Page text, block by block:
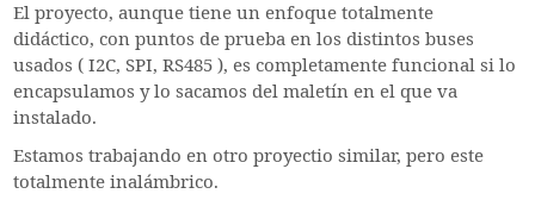
El proyecto, aunque tiene un enfoque totalmente
didáctico, con puntos de prueba en los distintos buses
usados ( I2C, SPI, RS485 ), es completamente funcional si lo
encapsulamos y lo sacamos del maletín en el que va
instalado.
Estamos trabajando en otro proyectio similar, pero este
totalmente inalámbrico.